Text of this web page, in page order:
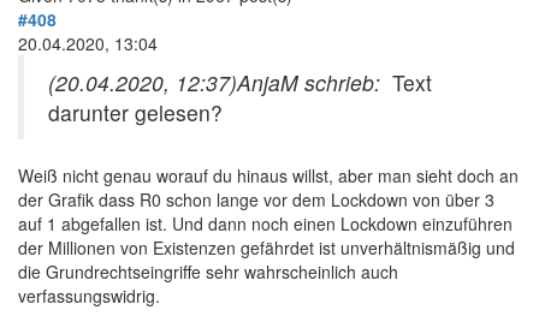
#408
20.04.2020, 13:04
(20.04.2020, 12:37)AnjaM schrieb: Text
darunter gelesen?
Weiß nicht genau worauf du hinaus willst, aber man sieht doch an
der Grafik dass R0 schon lange vor dem Lockdown von über 3
auf 1 abgefallen ist. Und dann noch einen Lockdown einzuführen
der Millionen von Existenzen gefährdet ist unverhältnismäßig und
die Grundrechtseingriffe sehr wahrscheinlich auch
verfassungswidrig.